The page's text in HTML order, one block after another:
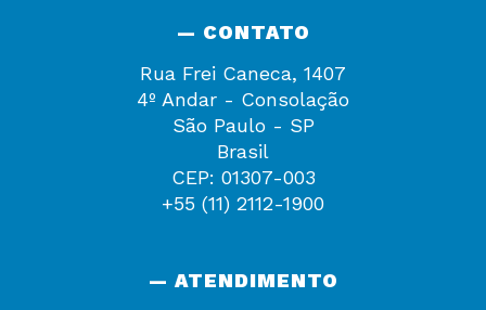
— CONTATO
Rua Frei Caneca, 1407
4º Andar - Consolação
São Paulo - SP
Brasil
CEP: 01307-003
+55 (11) 2112-1900
— ATENDIMENTO